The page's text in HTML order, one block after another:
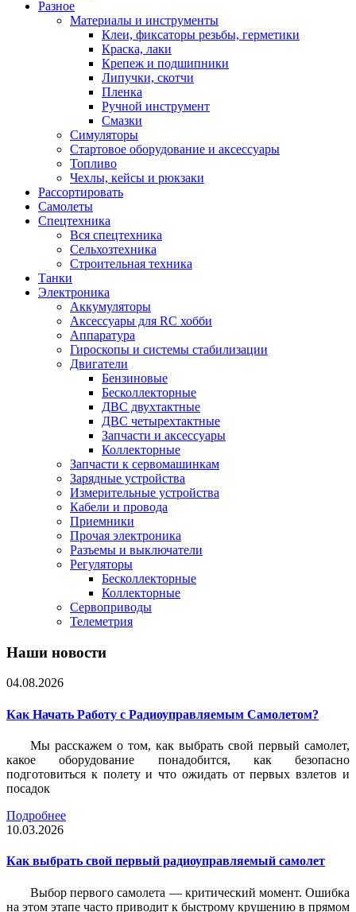
Разное
Материалы и инструменты
Клеи, фиксаторы резьбы, герметики
Краска, лаки
Крепеж и подшипники
Липучки, скотчи
Пленка
Ручной инструмент
Смазки
Симуляторы
Стартовое оборудование и аксессуары
Топливо
Чехлы, кейсы и рюкзаки
Рассортировать
Самолеты
Спецтехника
Вся спецтехника
Сельхозтехника
Строительная техника
Танки
Электроника
Аккумуляторы
Аксессуары для RC хобби
Аппаратура
Гироскопы и системы стабилизации
Двигатели
Бензиновые
Бесколлекторные
ДВС двухтактные
ДВС четырехтактные
Запчасти и аксессуары
Коллекторные
Запчасти к сервомашинкам
Зарядные устройства
Измерительные устройства
Кабели и провода
Приемники
Прочая электроника
Разъемы и выключатели
Регуляторы
Бесколлекторные
Коллекторные
Сервоприводы
Телеметрия
Наши новости
04.08.2026
Как Начать Работу с Радиоуправляемым Самолетом?
Мы расскажем о том, как выбрать свой первый самолет,
какое оборудование понадобится, как безопасно
подготовиться к полету и что ожидать от первых взлетов и
посадок
Подробнее
10.03.2026
Как выбрать свой первый радиоуправляемый самолет
Выбор первого самолета — критический момент. Ошибка
на этом этапе часто приводит к быстрому крушению в прямом